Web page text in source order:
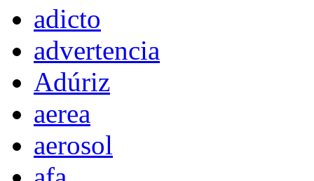
adicto
advertencia
Adúriz
aerea
aerosol